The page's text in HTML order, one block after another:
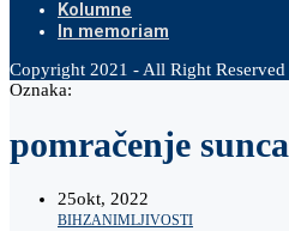
Kolumne
In memoriam
Copyright 2021 - All Right Reserved
Oznaka:
pomračenje sunca
25okt, 2022
BIHZANIMLJIVOSTI